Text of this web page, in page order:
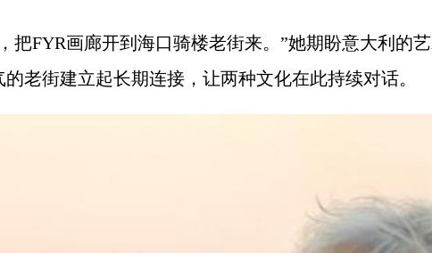
FYR画廊开到海口骑楼老街来。”她期盼意大利的
老街建立起长期连接，让两种文化在此持续对话。